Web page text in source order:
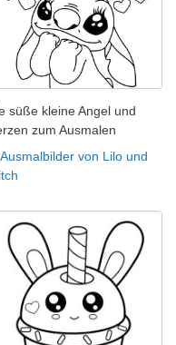
süße kleine Angel und
zum Ausmalen
Ausmalbilder von Lilo und